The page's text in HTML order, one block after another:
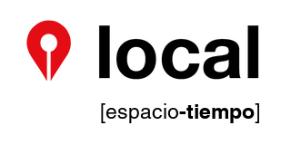
[espacio-tiempo]